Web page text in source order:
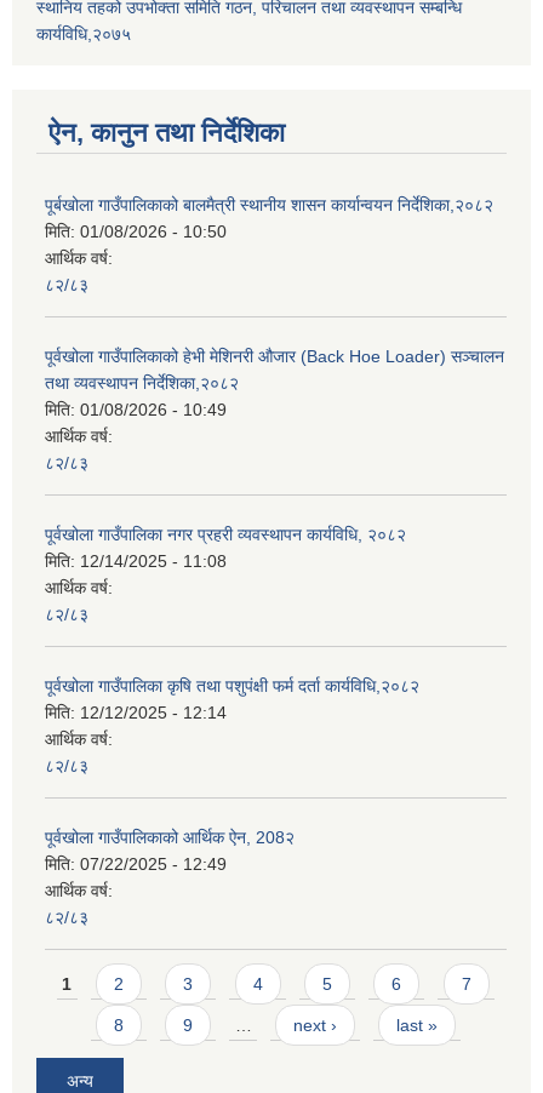
स्थानिय तहको उपभोक्ता समिति गठन, परिचालन तथा व्यवस्थापन सम्बन्धि
कार्यविधि,२०७५
ऐन, कानुन तथा निर्देशिका
पूर्बखोला गाउँपालिकाको बालमैत्री स्थानीय शासन कार्यान्वयन निर्देशिका,२०८२
मिति: 01/08/2026 - 10:50
आर्थिक वर्ष:
८२/८३
पूर्वखोला गाउँपालिकाको हेभी मेशिनरी औजार (Back Hoe Loader) सञ्चालन
तथा व्यवस्थापन निर्देशिका,२०८२
मिति: 01/08/2026 - 10:49
आर्थिक वर्ष:
८२/८३
पूर्वखोला गाउँपालिका नगर प्रहरी व्यवस्थापन कार्यविधि, २०८२
मिति: 12/14/2025 - 11:08
आर्थिक वर्ष:
८२/८३
पूर्वखोला गाउँपालिका कृषि तथा पशुपंक्षी फर्म दर्ता कार्यविधि,२०८२
मिति: 12/12/2025 - 12:14
आर्थिक वर्ष:
८२/८३
पूर्वखोला गाउँपालिकाको आर्थिक ऐन, 208२
मिति: 07/22/2025 - 12:49
आर्थिक वर्ष:
८२/८३
Pages
1 2 3 4 5 6 7
8 9 next › last »
अन्य